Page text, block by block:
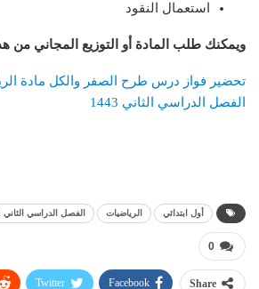
استعمال النقود
ويمكنك طلب المادة أو التوزيع المجاني من
تحضير فواز درس طرح الصفر والكل مادة
الفصل الدراسي الثاني 1443
أول ابتدائي الرياضيات الفصل الدراسي الثاني 1441
0
Share
Facebook
Twitter